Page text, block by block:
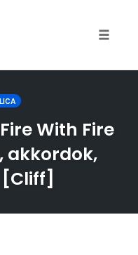
With Fire
akkordok,